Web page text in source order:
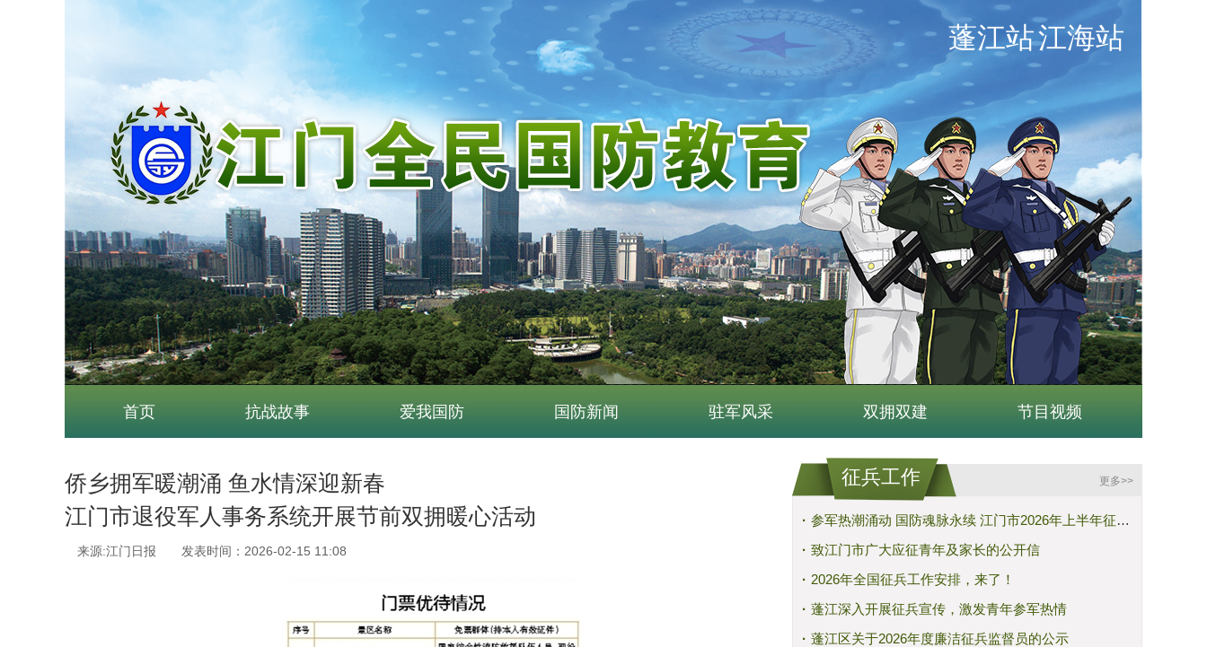
蓬江站江海站
首页 抗战故事 爱我国防 国防新闻 驻军风采 双拥双建 节目视频
侨乡拥军暖潮涌 鱼水情深迎新春
江门市退役军人事务系统开展节前双拥暖心活动
来源:江门日报 发表时间：2026-02-15 11:08
征兵工作 更多>>
· 参军热潮涌动 国防魂脉永续 江门市2026年上半年征兵工作有序开展
· 致江门市广大应征青年及家长的公开信
· 2026年全国征兵工作安排，来了！
· 蓬江深入开展征兵宣传，激发青年参军热情
· 蓬江区关于2026年度廉洁征兵监督员的公示